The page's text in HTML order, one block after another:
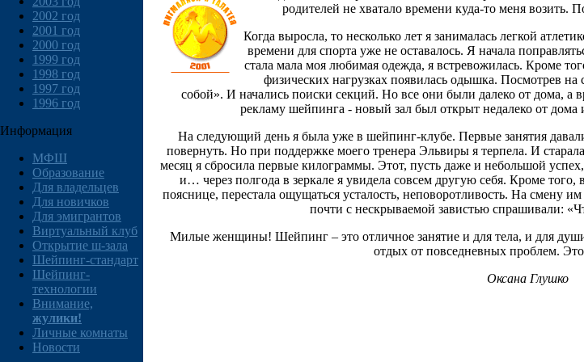
2002 год
2001 год
2000 год
1999 год
1998 год
1997 год
1996 год
Информация
МФШ
Образование
Для владельцев
Для новичков
Для эмигрантов
Виртуальный клуб
Открытие ш-зала
Шейпинг-стандарт
Шейпинг-
технологии
Внимание,
жулики!
Личные комнаты
Новости
родителей не хватало времени куда-то меня возить.
Когда выросла, то несколько лет я занималась легкой
времени для спорта уже не оставалось. Я начала
стала мала моя любимая одежда, я встревожилась. Кроме
физических нагрузках появилась одышка. Посмотрев на
собой». И начались поиски секций. Но все они были далеко от дома, а
рекламу шейпинга - новый зал был открыт недалеко от дома
На следующий день я была уже в шейпинг-клубе. Первые занятия
повернуть. Но при поддержке моего тренера Эльвиры я терпела. И
месяц я сбросила первые килограммы. Этот, пусть даже и небольшой
и… через полгода в зеркале я увидела совсем другую себя. Кроме
пояснице, перестала ощущаться усталость, неповоротливость. На смену
почти с нескрываемой завистью спрашивали:
Милые женщины! Шейпинг – это отличное занятие и для тела, и для
отдых от повседневных проблем. Это
Оксана Глушко